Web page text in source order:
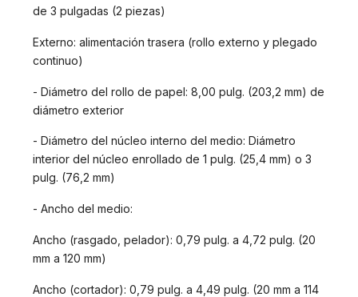
de 3 pulgadas (2 piezas)
Externo: alimentación trasera (rollo externo y plegado
continuo)
- Diámetro del rollo de papel: 8,00 pulg. (203,2 mm) de
diámetro exterior
- Diámetro del núcleo interno del medio: Diámetro
interior del núcleo enrollado de 1 pulg. (25,4 mm) o 3
pulg. (76,2 mm)
- Ancho del medio:
Ancho (rasgado, pelador): 0,79 pulg. a 4,72 pulg. (20
mm a 120 mm)
Ancho (cortador): 0,79 pulg. a 4,49 pulg. (20 mm a 114